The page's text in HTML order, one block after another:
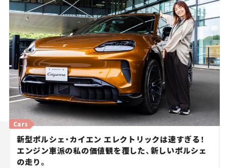
Cars
新型ポルシェ・カイエン エレクトリックは速すぎる！
エンジン車派の私の価値観を覆した、新しいポルシェ
の走り。